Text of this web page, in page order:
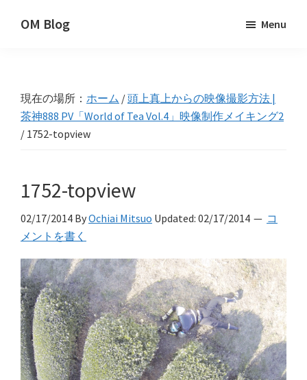
OM Blog Menu
現在の場所： ホーム /頭上真上からの映像撮影方法 |
茶神888 PV「World of Tea Vol.4」映像制作メイキング2
/ 1752-topview
1752-topview
02/17/2014 ByOchiai Mitsuo Updated: 02/17/2014
コ
メントを書く